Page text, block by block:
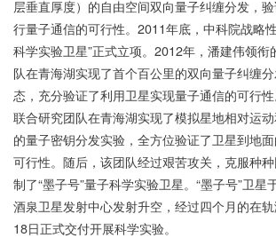
层垂直厚度）的自由空间双向量子纠缠分发，
行量子通信的可行性。2011年底，中科院战略
科学实验卫星”正式立项。2012年，潘建伟领衔
队在青海湖实现了首个百公里的双向量子纠缠
态，充分验证了利用卫星实现量子通信的可行
联合研究团队在青海湖实现了模拟星地相对运
的量子密钥分发实验，全方位验证了卫星到地
可行性。随后，该团队经过艰苦攻关，克服种
制了“墨子号”量子科学实验卫星。“墨子号”卫
酒泉卫星发射中心发射升空，经过四个月的在
18日正式交付开展科学实验。